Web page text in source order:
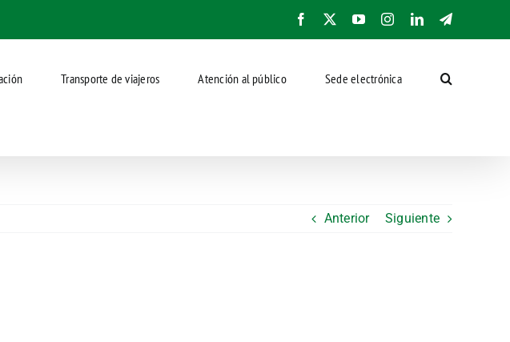
Facebook YouTubeInstagramLinkedInTelegram
Transporte de viajeros Atención al público Sede electrónica
Anterior Siguiente